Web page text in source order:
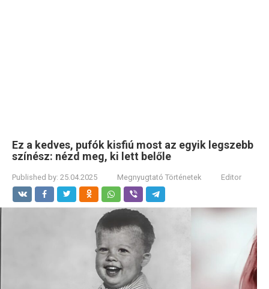
Ez a kedves, pufók kisfiú most az egyik legszebb
színész: nézd meg, ki lett belőle
Published by: 25.04.2025 Megnyugtató Történetek Editor